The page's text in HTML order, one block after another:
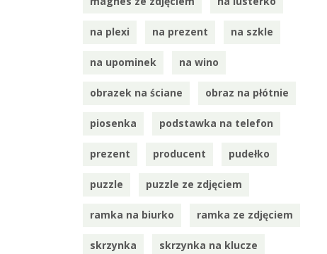
na plexi na prezent na szkle
na upominek na wino
obrazek na ściane obraz na płótnie
piosenka podstawka na telefon
prezent producent pudełko
puzzle puzzle ze zdjęciem
ramka na biurko ramka ze zdjęciem
skrzynka skrzynka na klucze